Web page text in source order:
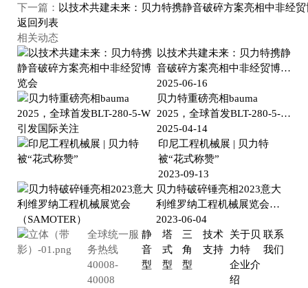
下一篇： 以技术共建未来：贝力特携静音破碎方案亮相中非经
返回列表
相关动态
以技术共建未来：贝力特携静
音破碎方案亮相中非经贸博览
会
2025-06-16
贝力特重磅亮相bauma
2025，全球首发BLT-280-5-W
引发国际关注
2025-04-14
印尼工程机械展 | 贝力特
被“花式称赞”
2023-09-13
贝力特破碎锤亮相2023意大
利维罗纳工程机械展览会
（SAMOTER）
2023-06-04
全球统一服
务热线
40008-
40008
静
音
型
塔
式
型
三
角
型
技术
支持
关于贝
力特
企业介
绍
联系
我们